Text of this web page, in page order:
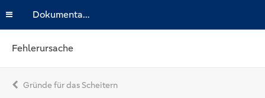
Dokumentation
Fehlerursache
Gründe für das Scheitern